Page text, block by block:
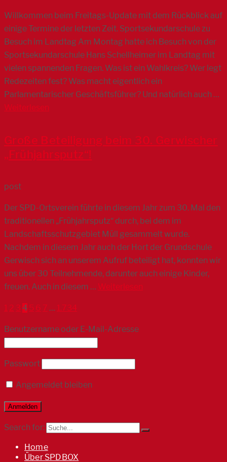
Willkommen beim Freitags-Update mit dem Rückblick auf
einige Termine der letzten Zeit. Sportsekundarschule zu
Besuch im Landtag Am Montag hatte ich Besuch von der
Sportsekundarschule Hans Schellheimer im Landtag mit
vielen spannenden Fragen. Was ist ein Wahlkreis? Wer legt
Redezeiten fest? Was macht eigentlich ein
Parlamentarischer Geschäftsführer? Und natürlich auch …
Weiterlesen
Große Beteiligung beim 30. Gerwischer
„Frühjahrsputz“!
post
Der SPD-Ortsverein führte in diesem Jahr zum 30. Mal den
traditionellen „Frühjahrsputz“ durch, bei dem im
Landschaftsschutzgebiet Müll gesammelt wurde.
Nachdem in diesem Jahr auch der Hort der Grundschule
Gerwisch sich an unserem Aufruf beteiligt hat, konnten wir
uns über 30 Teilnehmende, darunter auch einige Kinder,
freuen. Auch in diesem … Weiterlesen
1 2 3 4 5 6 7 … 1.734
Benutzername oder E-Mail-Adresse
Passwort
Angemeldet bleiben
Search for:
Home
Über SPDBOX